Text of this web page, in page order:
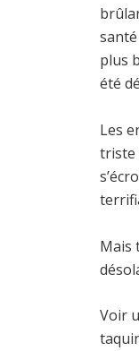
plus
été
Les
triste
Mais
Voir